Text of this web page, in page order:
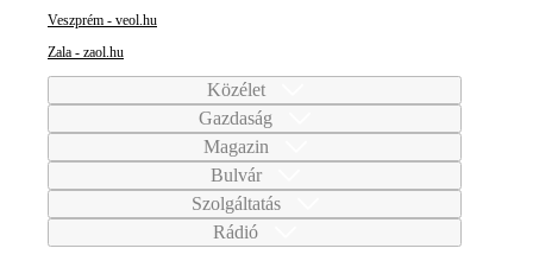
Veszprém - veol.hu
Zala - zaol.hu
Közélet
Gazdaság
Magazin
Bulvár
Szolgáltatás
Rádió